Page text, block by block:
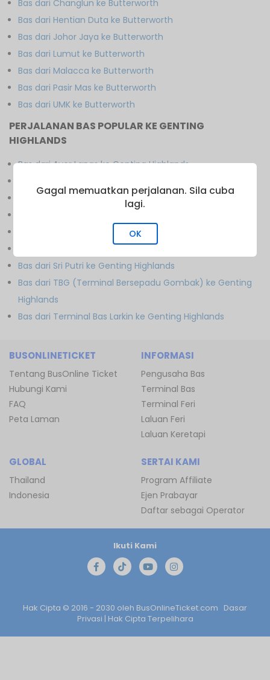
Bas dari Changlun ke Butterworth
Bas dari Hentian Duta ke Butterworth
Bas dari Johor Jaya ke Butterworth
Bas dari Lumut ke Butterworth
Bas dari Malacca ke Butterworth
Bas dari Pasir Mas ke Butterworth
Bas dari UMK ke Butterworth
PERJALANAN BAS POPULAR KE GENTING
HIGHLANDS
Bas dari Ayer Lanas ke Genting Highlands
Bas dari Hentian Duta ke Genting Highlands
Bas dari MBKT ke Genting Highlands
Bas dari Melor ke Genting Highlands
Bas dari Sri Putri ke Genting Highlands
Bas dari TBG (Terminal Bersepadu Gombak) ke Genting
Highlands
Bas dari Terminal Bas Larkin ke Genting Highlands
BUSONLINETICKET
Tentang BusOnline Ticket
Hubungi Kami
FAQ
Peta Laman
INFORMASI
Pengusaha Bas
Terminal Bas
Terminal Feri
Laluan Feri
Laluan Keretapi
GLOBAL
Thailand
Indonesia
SERTAI KAMI
Program Affiliate
Ejen Prabayar
Daftar sebagai Operator
Hak Cipta © 2016 - 2030 oleh BusOnlineTicket.com Dasar
Privasi | Hak Cipta Terpelihara
Ikuti Kami
Gagal memuatkan perjalanan. Sila cuba
lagi.
OK